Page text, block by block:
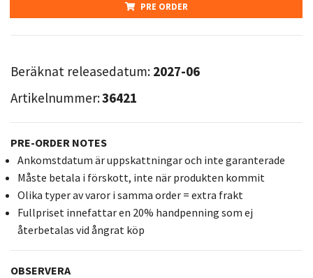
PRE ORDER
Beräknat releasedatum: 2027-06
Artikelnummer:36421
PRE-ORDER NOTES
Ankomstdatum är uppskattningar och inte garanterade
Måste betala i förskott, inte när produkten kommit
Olika typer av varor i samma order = extra frakt
Fullpriset innefattar en 20% handpenning som ej
återbetalas vid ångrat köp
OBSERVERA